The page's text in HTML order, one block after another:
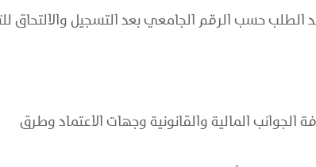
حسب الرقم الجامعي بعد التسجيل والالتحاق
المالية والقانونية وجهات الاعتماد وطرق